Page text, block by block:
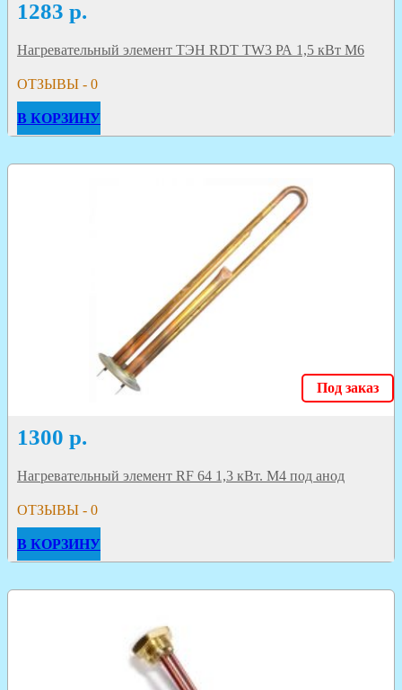
1283 р.
Нагревательный элемент ТЭН RDT TW3 РА 1,5 кВт M6
ОТЗЫВЫ - 0
В КОРЗИНУ
Под заказ
1300 р.
Нагревательный элемент RF 64 1,3 кВт. M4 под анод
ОТЗЫВЫ - 0
В КОРЗИНУ